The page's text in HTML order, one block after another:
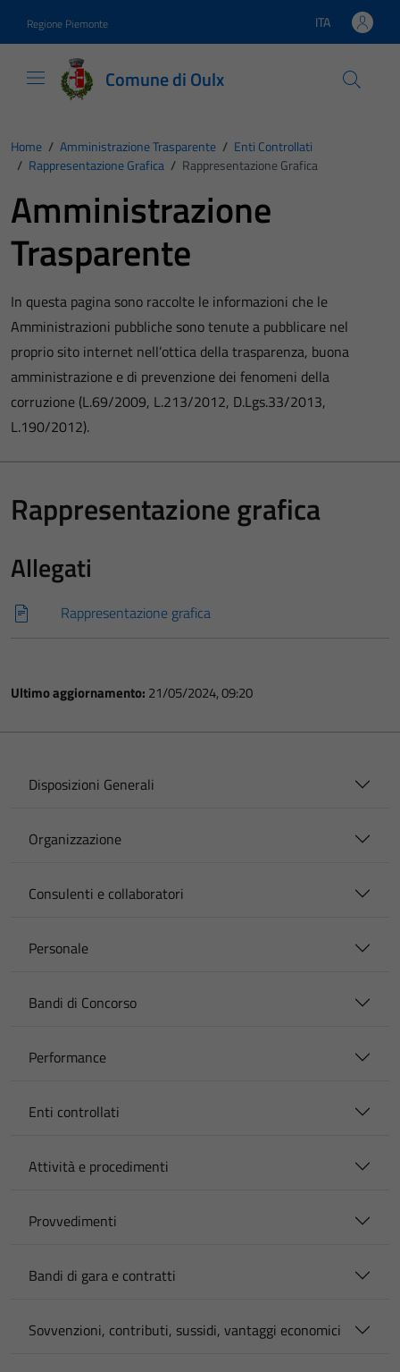
Regione Piemonte Lingua attiva:
ITA
Comune di Oulx
Home / Amministrazione Trasparente / Enti Controllati
/ Rappresentazione Grafica / Rappresentazione Grafica
Amministrazione
Trasparente
In questa pagina sono raccolte le informazioni che le
Amministrazioni pubbliche sono tenute a pubblicare nel
proprio sito internet nell’ottica della trasparenza, buona
amministrazione e di prevenzione dei fenomeni della
corruzione (L.69/2009, L.213/2012, D.Lgs.33/2013,
L.190/2012).
Rappresentazione grafica
Allegati
Rappresentazione grafica
Ultimo aggiornamento: 21/05/2024, 09:20
Disposizioni Generali
Organizzazione
Consulenti e collaboratori
Personale
Bandi di Concorso
Performance
Enti controllati
Attività e procedimenti
Provvedimenti
Bandi di gara e contratti
Sovvenzioni, contributi, sussidi, vantaggi economici